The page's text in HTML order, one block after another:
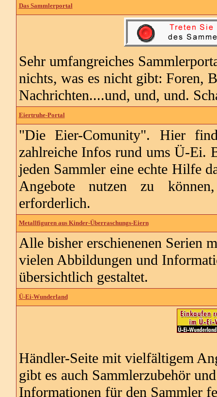
Das Sammlerportal
Sehr umfangreiches
nichts, was es nicht gibt: Foren,
Nachrichten....und, und, und.
Eiertruhe-Portal
"Die Eier-Comunity". Hier
zahlreiche Infos rund ums Ü-Ei.
jeden Sammler eine echte Hilfe
Angebote nutzen zu
erforderlich.
Metallfiguren aus Kinder-Überraschungs-Eiern
Alle bisher erschienenen Serien
vielen Abbildungen und
übersichtlich gestaltet.
Ü-Ei-Wunderland
Händler-Seite mit vielfältigem
gibt es auch Sammlerzubehör
Informationen für den Sammler